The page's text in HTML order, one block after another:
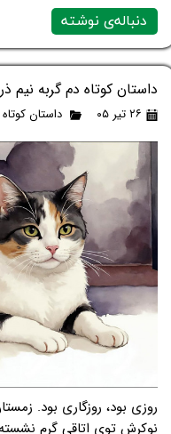
دنباله‌ی نوشته
داستان کوتاه دم گربه نیم
۲۶ تیر ۰۵ داستان کوتاه
روزی بود، روزگاری بود.
نوکرش توی اتاقی گرم